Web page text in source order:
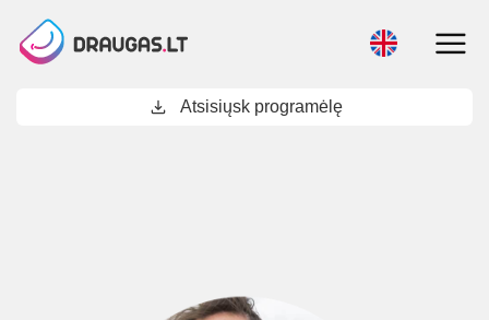
download Atsisiųsk programėlę